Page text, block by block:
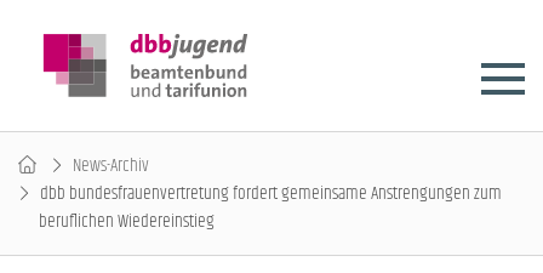
News-Archiv
dbb bundesfrauenvertretung fordert gemeinsame Anstrengungen zum
beruflichen Wiedereinstieg